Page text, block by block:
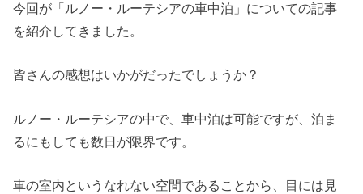
今回が「ルノー・ルーテシアの車中泊」についての記事
を紹介してきました。
皆さんの感想はいかがだったでしょうか？
ルノー・ルーテシアの中で、車中泊は可能ですが、泊ま
るにもしても数日が限界です。
車の室内というなれない空間であることから、目には見